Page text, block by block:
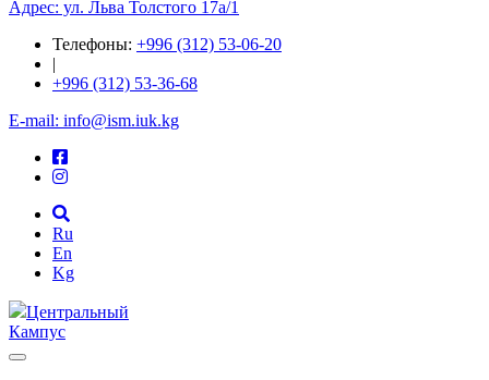
Адрес: ул. ​Льва Толстого 17а/1
Телефоны: +996 (312) 53-06-20
|
+996 (312) 53-36-68
E-mail: info@ism.iuk.kg
Ru
En
Kg
Центральный
Кампус